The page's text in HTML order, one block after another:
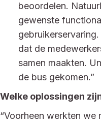
beoordelen.
gewenste
dat de
samen maakten.
de bus gekomen.”
Welke oplossingen
“Voorheen werkten we